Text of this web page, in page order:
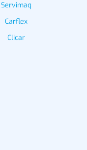
Servimaq
Carflex
Clicar